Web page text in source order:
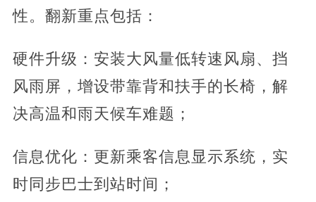
性。翻新重点包括：
硬件升级：安装大风量低转速风扇、挡
风雨屏，增设带靠背和扶手的长椅，解
决高温和雨天候车难题；
信息优化：更新乘客信息显示系统，实
时同步巴士到站时间；